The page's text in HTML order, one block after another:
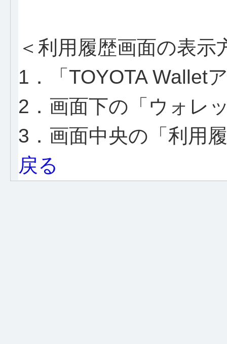
＜利用履歴画面の表示
1．「TOYOTA Wallet
2．画面下の「ウォレ
3．画面中央の「利用
戻る